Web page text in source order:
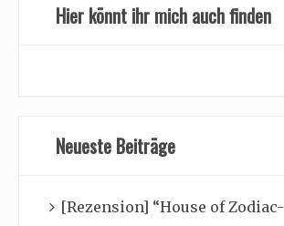
Hier könnt ihr mich auch finden
Neueste Beiträge
[Rezension] “House of Zodiac-